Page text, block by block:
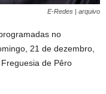
E-Redes | arquivo
no
21 de dezembro,
de Pêro